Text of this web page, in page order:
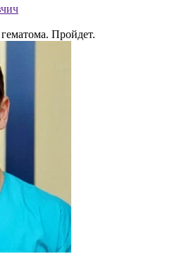
Пройдет.